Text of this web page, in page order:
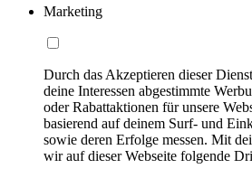
Marketing
Durch das Akzeptieren dieser
deine Interessen abgestimmte
oder Rabattaktionen für unsere
basierend auf deinem Surf- und
sowie deren Erfolge messen. Mit
wir auf dieser Webseite folgende